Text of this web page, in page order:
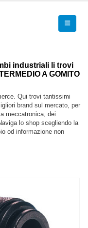
industriali li trovi
A GOMITO
Qui trovi tantissimi
brand sul mercato, per
meccatronica, dei
lo shop scegliendo la
od informazione non